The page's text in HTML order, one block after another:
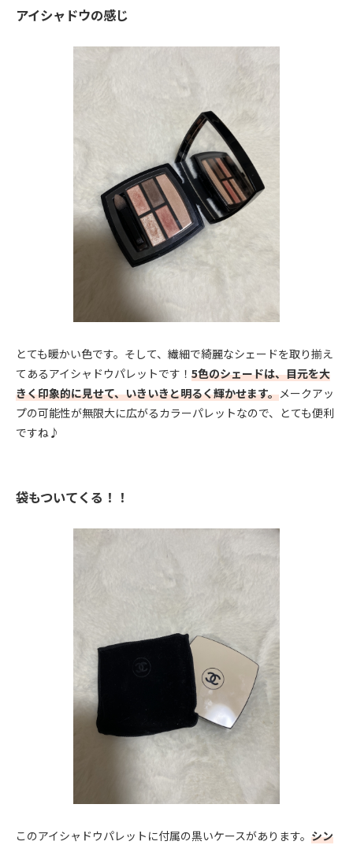
アイシャドウの感じ
とても暖かい色です。そして、繊細で綺麗なシェードを取り揃え
てあるアイシャドウパレットです！ 5色のシェードは、目元を大
きく印象的に見せて、いきいきと明るく輝かせます。メークアッ
プの可能性が無限大に広がるカラーパレットなので、とても便利
ですね♪
袋もついてくる！！
このアイシャドウパレットに付属の黒いケースがあります。 シン